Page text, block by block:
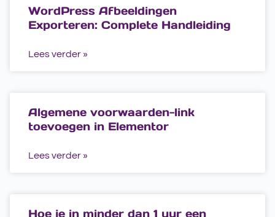
WordPress Afbeeldingen
Exporteren: Complete Handleiding
Lees verder »
Algemene voorwaarden-link
toevoegen in Elementor
Lees verder »
Hoe je in minder dan 1 uur een